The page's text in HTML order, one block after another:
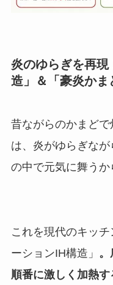
炎のゆらぎを再
造」＆「豪炎かま
昔ながらのかまど
は、炎がゆらぎな
の中で元気に舞うか
これを現代のキッ
ーションIH構造」 。
順番に激しく加熱